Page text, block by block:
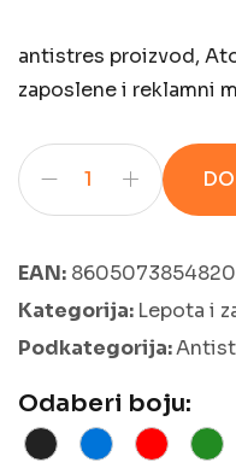
antistres proizvod,
zaposlene i reklamni
EAN: 8605073854820
Kategorija: Lepota i
Podkategorija:
Odaberi boju: